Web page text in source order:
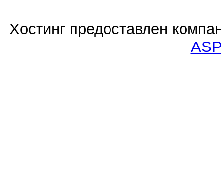
Хостинг предоставлен